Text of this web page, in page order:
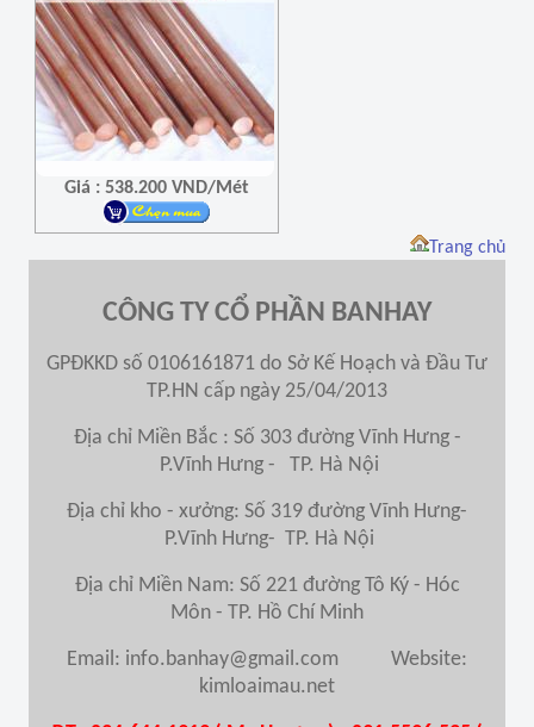
Giá : 538.200 VND/Mét
Trang chủ
CÔNG TY CỔ PHẦN BANHAY
GPĐKKD số 0106161871 do Sở Kế Hoạch và Đầu Tư
TP.HN cấp ngày 25/04/2013
Địa chỉ Miền Bắc : Số 303 đường Vĩnh Hưng -
P.Vĩnh Hưng - TP. Hà Nội
Địa chỉ kho - xưởng: Số 319 đường Vĩnh Hưng-
P.Vĩnh Hưng- TP. Hà Nội
Địa chỉ Miền Nam: Số 221 đường Tô Ký - Hóc
Môn - TP. Hồ Chí Minh
Email: info.banhay@gmail.com Website:
kimloaimau.net